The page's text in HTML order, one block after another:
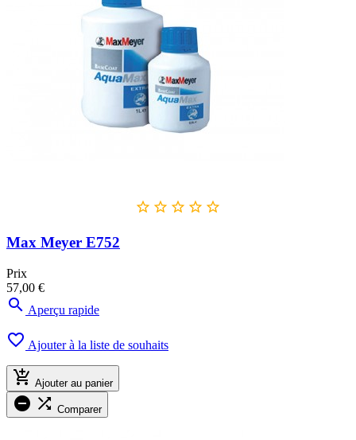
    
Max Meyer E752
Prix
57,00 €
 Aperçu rapide
 Ajouter à la liste de souhaits
 Ajouter au panier
  Comparer